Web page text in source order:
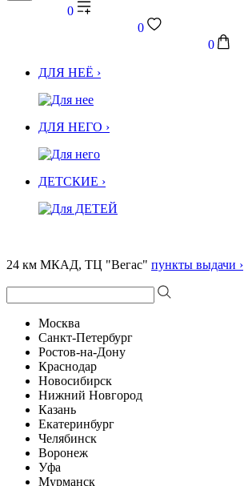
0
0
0
ДЛЯ НЕЁ ›
ДЛЯ НЕГО ›
ДЕТСКИЕ ›
24 км МКАД, ТЦ "Вегас" пункты выдачи ›
Москва
Санкт-Петербург
Ростов-на-Дону
Краснодар
Новосибирск
Нижний Новгород
Казань
Екатеринбург
Челябинск
Воронеж
Уфа
Мурманск